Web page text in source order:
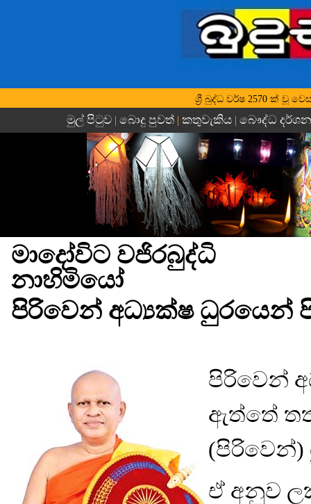
ශ්‍රී බුද්ධ වර්ෂ 2570 ක් වූ
මුල් පිටුව | බොදු පුවත්| කතුවැකිය| බෞද්ධ
මාදෝවිට වජිරබුද්ධි
නාහිමියෝ
පිරිවෙන් අධ්‍යක්ෂ ධුරයෙන්
පිරිවෙන්
ඇත්තේ
(පිරිවෙන්)
ඒ අනුව